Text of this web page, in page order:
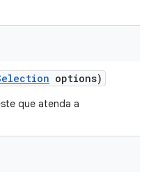
options)
que atenda a